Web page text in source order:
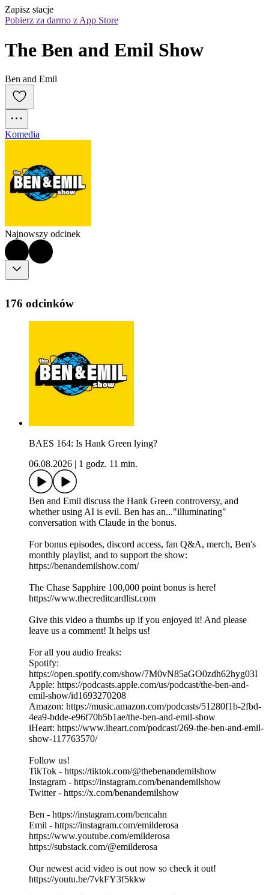
Zapisz stacje
Pobierz za darmo z App Store
The Ben and Emil Show
Ben and Emil
Komedia
Najnowszy odcinek
176 odcinków
BAES 164: Is Hank Green lying?
06.08.2026
1 godz. 11 min.
Ben and Emil discuss the Hank Green controversy, and
whether using AI is evil. Ben has an..."illuminating"
conversation with Claude in the bonus.
For bonus episodes, discord access, fan Q&A, merch, Ben's
monthly playlist, and to support the show:
https://benandemilshow.com/
The Chase Sapphire 100,000 point bonus is here!
https://www.thecreditcardlist.com
Give this video a thumbs up if you enjoyed it! And please
leave us a comment! It helps us!
For all you audio freaks:
Spotify:
https://open.spotify.com/show/7M0vN85aGO0zdh62hyg03I
Apple: https://podcasts.apple.com/us/podcast/the-ben-and-
emil-show/id1693270208
Amazon: https://music.amazon.com/podcasts/51280f1b-2fbd-
4ea9-bdde-e96f70b5b1ae/the-ben-and-emil-show
iHeart: https://www.iheart.com/podcast/269-the-ben-and-emil-
show-117763570/
Follow us!
TikTok - https://tiktok.com/@thebenandemilshow
Instagram - https://instagram.com/benandemilshow
Twitter - https://x.com/benandemilshow
Ben - https://instagram.com/bencahn
Emil - https://instagram.com/emilderosa
https://www.youtube.com/emilderosa
https://substack.com/@emilderosa
Our newest acid video is out now so check it out!
https://youtu.be/7vkFY3f5kkw